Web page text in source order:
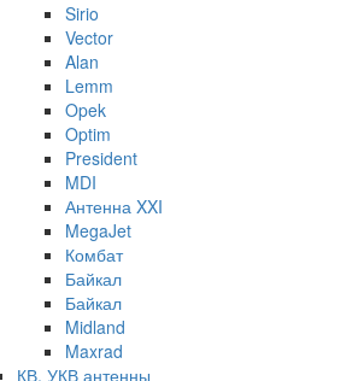
Sirio
Vector
Alan
Lemm
Opek
Optim
President
MDI
Антенна XXI
MegaJet
Комбат
Байкал
Байкал
Midland
Maxrad
КВ, УКВ антенны